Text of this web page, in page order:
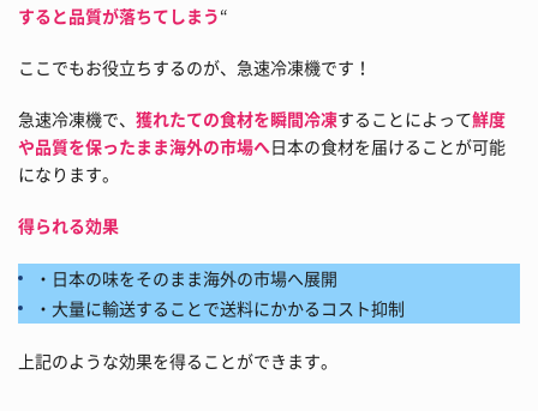
すると品質が落ちてしまう“
ここでもお役立ちするのが、急速冷凍機です！
急速冷凍機で、 獲れたての食材を瞬間冷凍することによって鮮度
や品質を保ったまま海外の市場へ日本の食材を届けることが可能
になります。
得られる効果
・日本の味をそのまま海外の市場へ展開
・大量に輸送することで送料にかかるコスト抑制
上記のような効果を得ることができます。